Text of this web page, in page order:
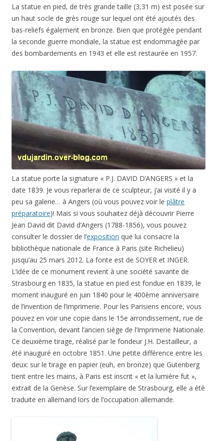
La statue en pied, de très grande taille (3,31 m) est posée sur
un haut socle de grès rouge sur lequel ont été ajoutés des
bas-reliefs également en bronze. Bien que protégée pendant
la seconde guerre mondiale, la statue est endommagée par
des bombardements en 1943 et elle est restaurée en 1957.
La statue porte la signature « P.J. DAVID D’ANGERS » et la
date 1839. Je vous reparlerai de ce sculpteur, j’ai visité il y a
peu sa galerie… à Angers (où vous pouvez voir le plâtre
préparatoire)! Mais si vous souhaitez déjà découvrir Pierre
Jean David dit David d’Angers (1788-1856), vous pouvez
consulter le dossier de l’exposition que lui consacre la
bibliothèque nationale de France à Paris (site Richelieu)
jusqu’au 25 mars 2012. La fonte est de SOYER et INGER.
L’idée de ce monument revient à une société savante de
Strasbourg en 1835, la statue en pied est fondue en 1839, le
moment inauguré en juin 1840 pour le 400ème anniversaire
de l’invention de l’imprimerie. Pour les Parisiens encore, vous
pouvez en voir une copie dans le 15e arrondissement, rue de
la Convention, devant l’ancien siège de l’Imprimerie Nationale.
Ce deuxième tirage, réalisé par le fondeur J.H. Destailleur, a
été inauguré en octobre 1851. Une petite différence entre les
deux: sur le tirage en papier (euh, en bronze) que Gutenberg
tient entre les mains, à Paris est inscrit « et la lumière fut »,
extrait de la Genèse. Sur l’exemplaire de Strasbourg, elle a été
traduite en allemand lors de l’occupation allemande.